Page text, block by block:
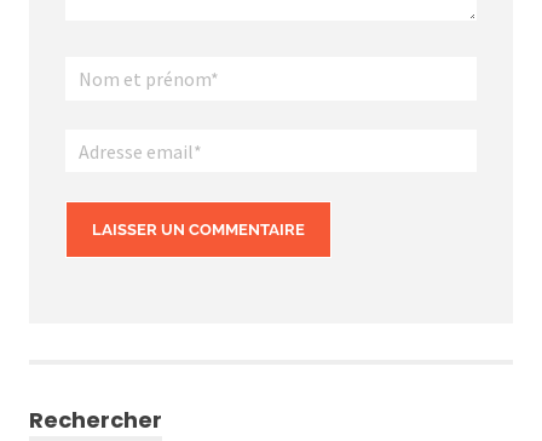
Rechercher